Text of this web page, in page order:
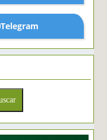
Telegram